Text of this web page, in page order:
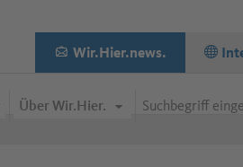
Wechseln zur Seite
Wir.Hier.news.
Über Wir.Hier.